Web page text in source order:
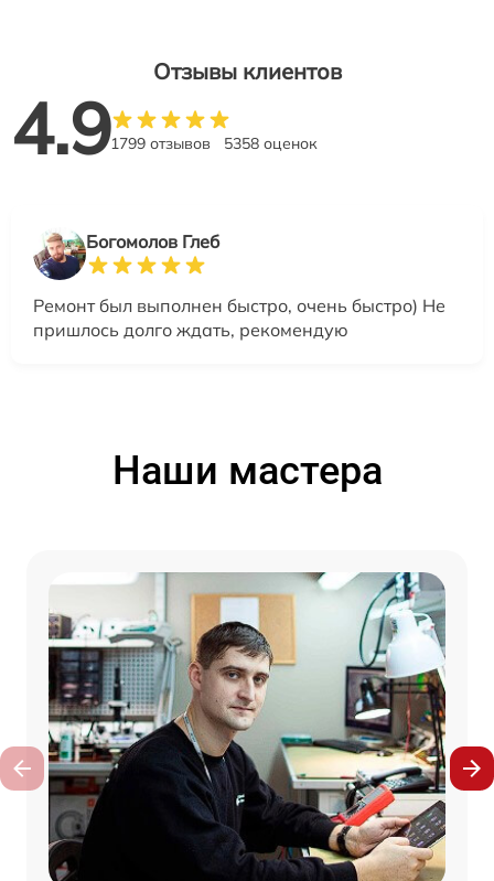
Отзывы клиентов
4.91799 отзывов 5358 оценок
Богомолов Глеб
Ремонт был выполнен быстро, очень быстро) Не
пришлось долго ждать, рекомендую
Наши мастера